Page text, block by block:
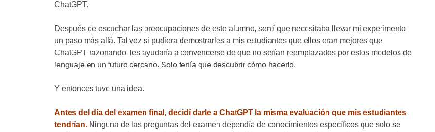
ChatGPT.
Después de escuchar las preocupaciones de este alumno, sentí que necesitaba llevar mi experimento
un paso más allá. Tal vez si pudiera demostrarles a mis estudiantes que ellos eran mejores que
ChatGPT razonando, les ayudaría a convencerse de que no serían reemplazados por estos modelos de
lenguaje en un futuro cercano. Solo tenía que descubrir cómo hacerlo.
Y entonces tuve una idea.
Antes del día del examen final, decidí darle a ChatGPT la misma evaluación que mis estudiantes
tendrían. Ninguna de las preguntas del examen dependía de conocimientos específicos que solo se